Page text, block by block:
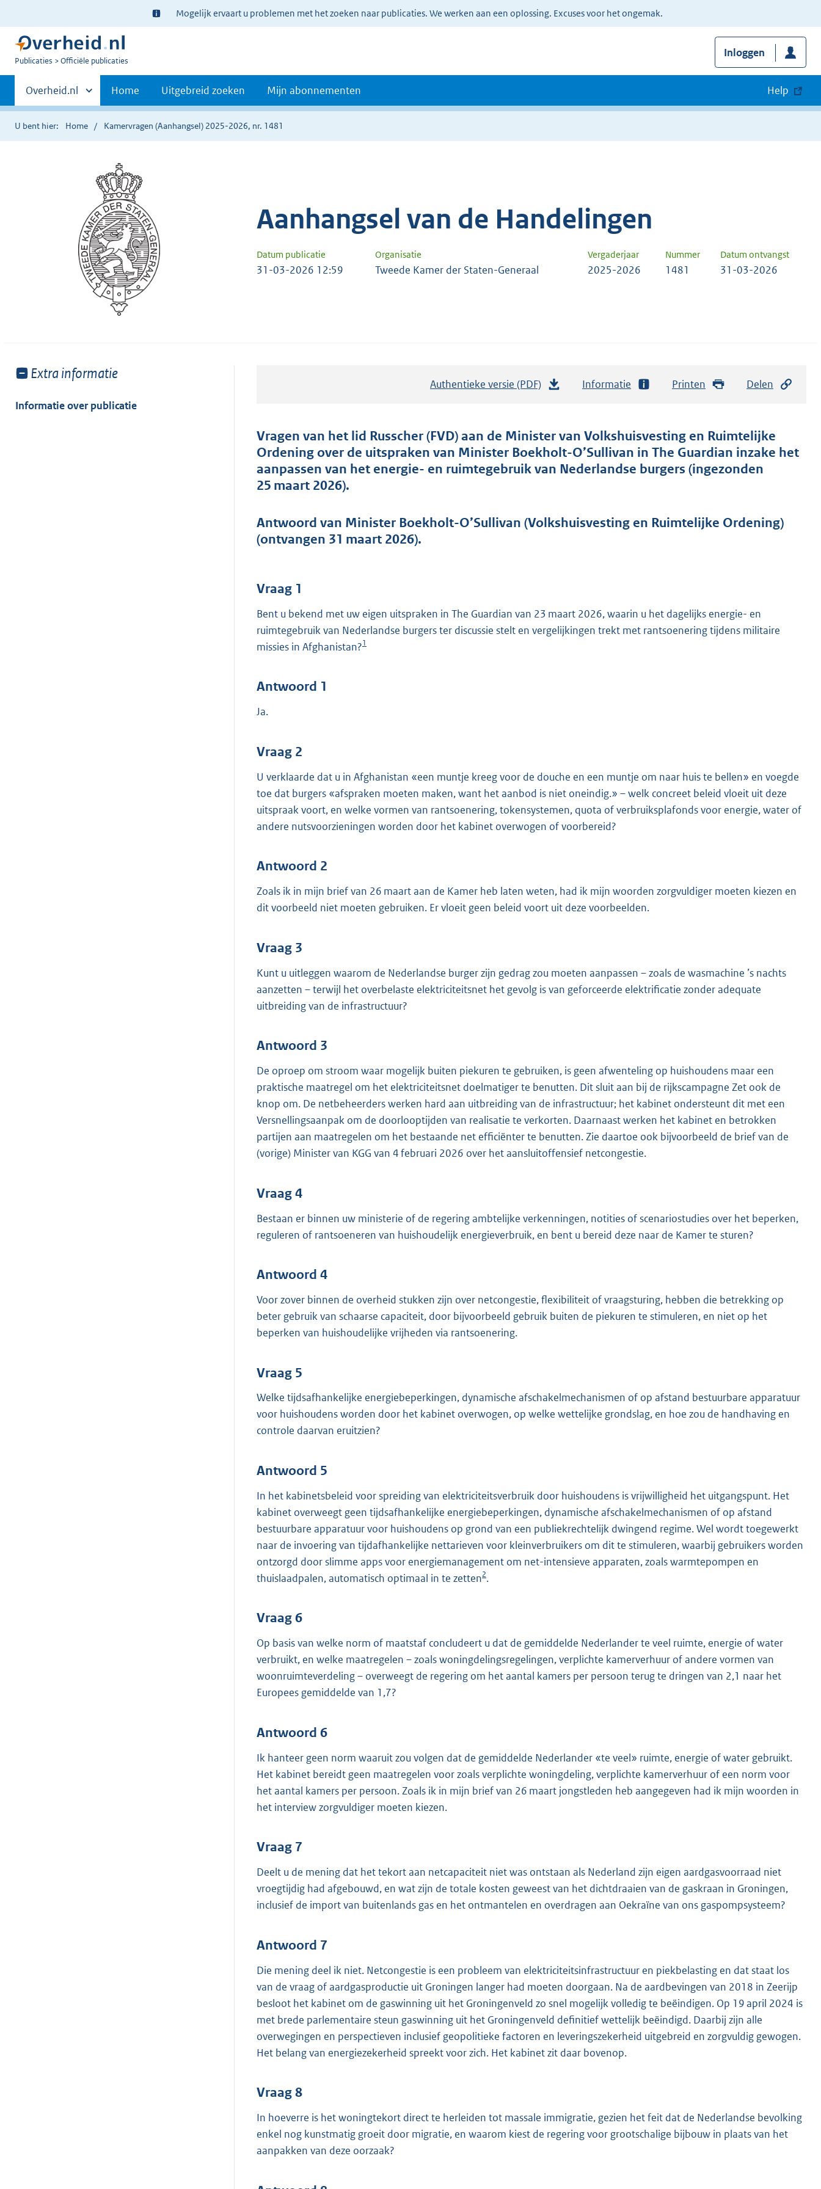
Ter
informatie:
Mogelijk ervaart u problemen met het zoeken naar publicaties. We werken aan een oplossing. Excuses voor het ongemak.
U
Publicaties Officiële publicaties
Inloggen
Primaire
navigatie
Andere
sites
binnen
Overheid.nl Home Uitgebreid zoeken Mijn abonnementen Help
U bent hier: Home Kamervragen (Aanhangsel) 2025-2026, nr. 1481
Aanhangsel van de Handelingen
Datum publicatie Organisatie Vergaderjaar Nummer Datum ontvangst
31-03-2026 12:59 Tweede Kamer der Staten-Generaal 2025-2026 1481 31-03-2026
Toon
van:
Extra informatie
Informatie over publicatie
Authentieke versie (PDF)
t
a
n
g
e
:
Informatie Printen Delen
Vragen van het lid Russcher (FVD) aan de Minister van Volkshuisvesting en Ruimtelijke
Ordening over de uitspraken van Minister Boekholt-O’Sullivan in The Guardian inzake het
aanpassen van het energie- en ruimtegebruik van Nederlandse burgers (ingezonden
25 maart 2026).
Antwoord van Minister Boekholt-O’Sullivan (Volkshuisvesting en Ruimtelijke Ordening)
(ontvangen 31 maart 2026).
Vraag 1
Bent u bekend met uw eigen uitspraken in The Guardian van 23 maart 2026, waarin u het dagelijks energie- en
ruimtegebruik van Nederlandse burgers ter discussie stelt en vergelijkingen trekt met rantsoenering tijdens militaire
missies in Afghanistan?1
Antwoord 1
Ja.
Vraag 2
U verklaarde dat u in Afghanistan «een muntje kreeg voor de douche en een muntje om naar huis te bellen» en voegde
toe dat burgers «afspraken moeten maken, want het aanbod is niet oneindig.» – welk concreet beleid vloeit uit deze
uitspraak voort, en welke vormen van rantsoenering, tokensystemen, quota of verbruiksplafonds voor energie, water of
andere nutsvoorzieningen worden door het kabinet overwogen of voorbereid?
Antwoord 2
Zoals ik in mijn brief van 26 maart aan de Kamer heb laten weten, had ik mijn woorden zorgvuldiger moeten kiezen en
dit voorbeeld niet moeten gebruiken. Er vloeit geen beleid voort uit deze voorbeelden.
Vraag 3
Kunt u uitleggen waarom de Nederlandse burger zijn gedrag zou moeten aanpassen – zoals de wasmachine ’s nachts
aanzetten – terwijl het overbelaste elektriciteitsnet het gevolg is van geforceerde elektrificatie zonder adequate
uitbreiding van de infrastructuur?
Antwoord 3
De oproep om stroom waar mogelijk buiten piekuren te gebruiken, is geen afwenteling op huishoudens maar een
praktische maatregel om het elektriciteitsnet doelmatiger te benutten. Dit sluit aan bij de rijkscampagne Zet ook de
knop om. De netbeheerders werken hard aan uitbreiding van de infrastructuur; het kabinet ondersteunt dit met een
Versnellingsaanpak om de doorlooptijden van realisatie te verkorten. Daarnaast werken het kabinet en betrokken
partijen aan maatregelen om het bestaande net efficiënter te benutten. Zie daartoe ook bijvoorbeeld de brief van de
(vorige) Minister van KGG van 4 februari 2026 over het aansluitoffensief netcongestie.
Vraag 4
Bestaan er binnen uw ministerie of de regering ambtelijke verkenningen, notities of scenariostudies over het beperken,
reguleren of rantsoeneren van huishoudelijk energieverbruik, en bent u bereid deze naar de Kamer te sturen?
Antwoord 4
Voor zover binnen de overheid stukken zijn over netcongestie, flexibiliteit of vraagsturing, hebben die betrekking op
beter gebruik van schaarse capaciteit, door bijvoorbeeld gebruik buiten de piekuren te stimuleren, en niet op het
beperken van huishoudelijke vrijheden via rantsoenering.
Vraag 5
Welke tijdsafhankelijke energiebeperkingen, dynamische afschakelmechanismen of op afstand bestuurbare apparatuur
voor huishoudens worden door het kabinet overwogen, op welke wettelijke grondslag, en hoe zou de handhaving en
controle daarvan eruitzien?
Antwoord 5
In het kabinetsbeleid voor spreiding van elektriciteitsverbruik door huishoudens is vrijwilligheid het uitgangspunt. Het
kabinet overweegt geen tijdsafhankelijke energiebeperkingen, dynamische afschakelmechanismen of op afstand
bestuurbare apparatuur voor huishoudens op grond van een publiekrechtelijk dwingend regime. Wel wordt toegewerkt
naar de invoering van tijdafhankelijke nettarieven voor kleinverbruikers om dit te stimuleren, waarbij gebruikers worden
ontzorgd door slimme apps voor energiemanagement om net-intensieve apparaten, zoals warmtepompen en
thuislaadpalen, automatisch optimaal in te zetten2.
Vraag 6
Op basis van welke norm of maatstaf concludeert u dat de gemiddelde Nederlander te veel ruimte, energie of water
verbruikt, en welke maatregelen – zoals woningdelingsregelingen, verplichte kamerverhuur of andere vormen van
woonruimteverdeling – overweegt de regering om het aantal kamers per persoon terug te dringen van 2,1 naar het
Europees gemiddelde van 1,7?
Antwoord 6
Ik hanteer geen norm waaruit zou volgen dat de gemiddelde Nederlander «te veel» ruimte, energie of water gebruikt.
Het kabinet bereidt geen maatregelen voor zoals verplichte woningdeling, verplichte kamerverhuur of een norm voor
het aantal kamers per persoon. Zoals ik in mijn brief van 26 maart jongstleden heb aangegeven had ik mijn woorden in
het interview zorgvuldiger moeten kiezen.
Vraag 7
Deelt u de mening dat het tekort aan netcapaciteit niet was ontstaan als Nederland zijn eigen aardgasvoorraad niet
vroegtijdig had afgebouwd, en wat zijn de totale kosten geweest van het dichtdraaien van de gaskraan in Groningen,
inclusief de import van buitenlands gas en het ontmantelen en overdragen aan Oekraïne van ons gaspompsysteem?
Antwoord 7
Die mening deel ik niet. Netcongestie is een probleem van elektriciteitsinfrastructuur en piekbelasting en dat staat los
van de vraag of aardgasproductie uit Groningen langer had moeten doorgaan. Na de aardbevingen van 2018 in Zeerijp
besloot het kabinet om de gaswinning uit het Groningenveld zo snel mogelijk volledig te beëindigen. Op 19 april 2024 is
met brede parlementaire steun gaswinning uit het Groningenveld definitief wettelijk beëindigd. Daarbij zijn alle
overwegingen en perspectieven inclusief geopolitieke factoren en leveringszekerheid uitgebreid en zorgvuldig gewogen.
Het belang van energiezekerheid spreekt voor zich. Het kabinet zit daar bovenop.
Vraag 8
In hoeverre is het woningtekort direct te herleiden tot massale immigratie, gezien het feit dat de Nederlandse bevolking
enkel nog kunstmatig groeit door migratie, en waarom kiest de regering voor grootschalige bijbouw in plaats van het
aanpakken van deze oorzaak?